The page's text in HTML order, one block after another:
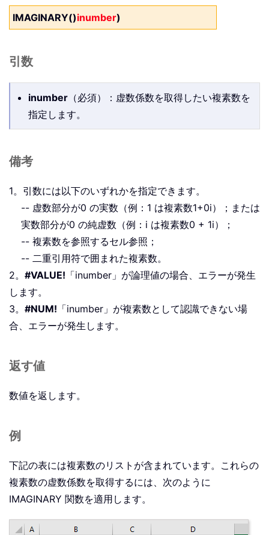
IMAGINARY()inumber)
引数
inumber （必須）：虚数係数を取得したい複素数を
指定します。
備考
1。引数には以下のいずれかを指定できます。
-- 虚数部分が0 の実数（例：1 は複素数1+0i）；または
実数部分が0 の純虚数（例：i は複素数0 + 1i）；
-- 複素数を参照するセル参照；
-- 二重引用符で囲まれた複素数。
2。 #VALUE! 「inumber」が論理値の場合、エラーが発生
します。
3。 #NUM! 「inumber」が複素数として認識できない場
合、エラーが発生します。
返す値
数値を返します。
例
下記の表には複素数のリストが含まれています。これらの
複素数の虚数係数を取得するには、次のように
IMAGINARY 関数を適用します。